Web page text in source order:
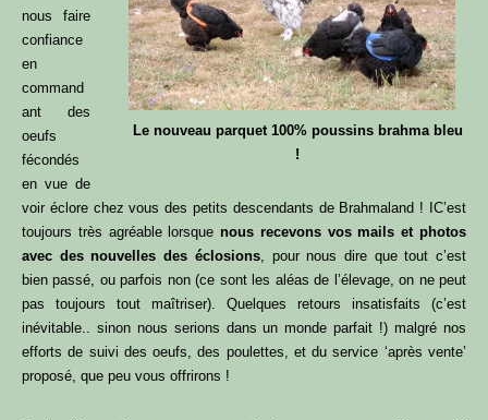
Le nouveau parquet 100% poussins brahma bleu
!
nous faire
confiance
en
command
ant des
oeufs
fécondés
en vue de
voir éclore chez vous des petits descendants de Brahmaland ! IC’est
toujours très agréable lorsquenous recevons vos mails et photos
avec des nouvelles des éclosions, pour nous dire que tout c’est
bien passé, ou parfois non (ce sont les aléas de l’élevage, on ne peut
pas toujours tout maîtriser). Quelques retours insatisfaits (c’est
inévitable.. sinon nous serions dans un monde parfait !) malgré nos
efforts de suivi des oeufs, des poulettes, et du service ‘après vente’
proposé, que peu vous offrirons !